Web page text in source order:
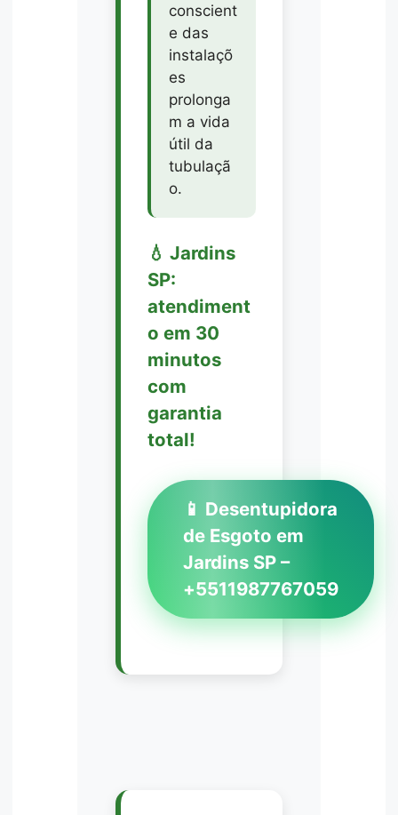
conscient
e das
instalaçõ
es
prolonga
m a vida
útil da
tubulaçã
o.
💧 Jardins
SP:
atendiment
o em 30
minutos
com
garantia
total!
📱 Desentupidora
de Esgoto em
Jardins SP –
+5511987767059